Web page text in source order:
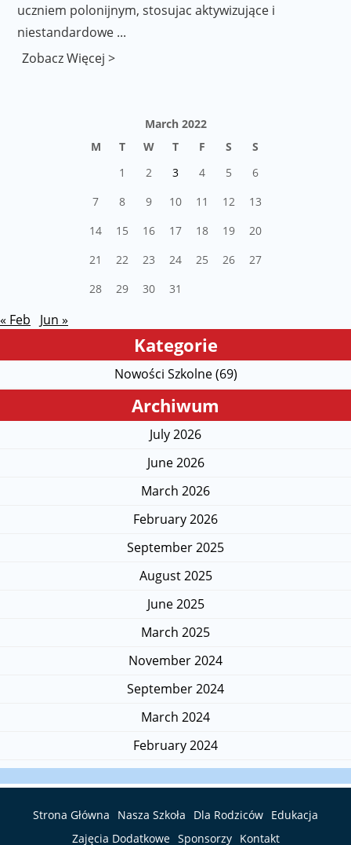
uczniem polonijnym, stosujac aktywizujące i
niestandardowe ...
Zobacz Więcej >
March 2022
M
T W T F S
S
1
2 3 4 5
6
7
8 9 10 11 12
13
14
15 16 17 18 19
20
21
22 23 24 25 26
27
28
29 30 31
« Feb Jun »
Kategorie
Nowości Szkolne (69)
Archiwum
July 2026
June 2026
March 2026
February 2026
September 2025
August 2025
June 2025
March 2025
November 2024
September 2024
March 2024
February 2024
Strona Główna Nasza Szkoła Dla Rodziców Edukacja
Zajęcia Dodatkowe Sponsorzy Kontakt